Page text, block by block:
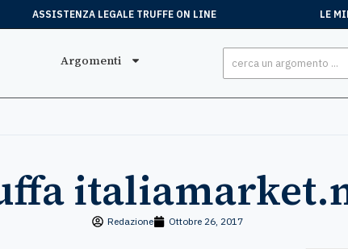
ASSISTENZA LEGALE TRUFFE ON LINE LE
Argomenti
Redazione Ottobre 26, 2017